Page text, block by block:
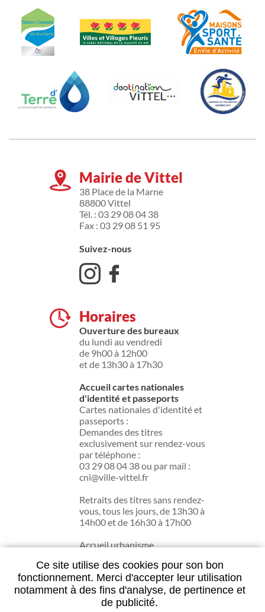
Ce site utilise des cookies pour son bon
fonctionnement. Merci d'accepter leur utilisation
notamment à des fins d'analyse, de pertinence et
de publicité.
Mairie de Vittel
38 Place de la Marne
88800 Vittel
Tél. : 03 29 08 04 38
Fax : 03 29 08 51 95
Suivez-nous
Horaires
Ouverture des bureaux
du lundi au vendredi
de 9h00 à 12h00
et de 13h30 à 17h30
Accueil cartes nationales
d'identité et passeports
Cartes nationales d'identité et
passeports :
Demandes des titres
exclusivement sur rendez-vous
par téléphone :
03 29 08 04 38 ou par mail :
cni@ville-vittel.fr
Retraits des titres sans rendez-
vous, tous les jours, de 13h30 à
14h00 et de 16h30 à 17h00
Accueil urbanisme
17h30.